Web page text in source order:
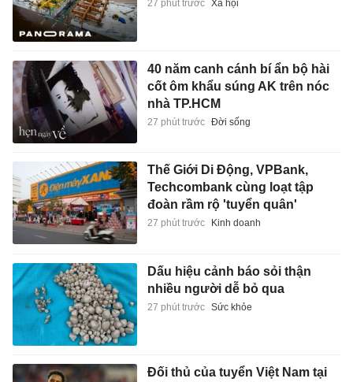
27 phút trước Xã hội
40 năm canh cánh bí ẩn bộ hài
cốt ôm khẩu súng AK trên nóc
nhà TP.HCM
27 phút trước Đời sống
Thế Giới Di Động, VPBank,
Techcombank cùng loạt tập
đoàn rầm rộ 'tuyển quân'
27 phút trước Kinh doanh
Dấu hiệu cảnh báo sỏi thận
nhiều người dễ bỏ qua
27 phút trước Sức khỏe
Đối thủ của tuyển Việt Nam tại